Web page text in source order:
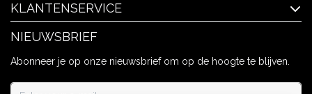
KLANTENSERVICE
NIEUWSBRIEF
Abonneer je op onze nieuwsbrief om op de hoogte te blijven.